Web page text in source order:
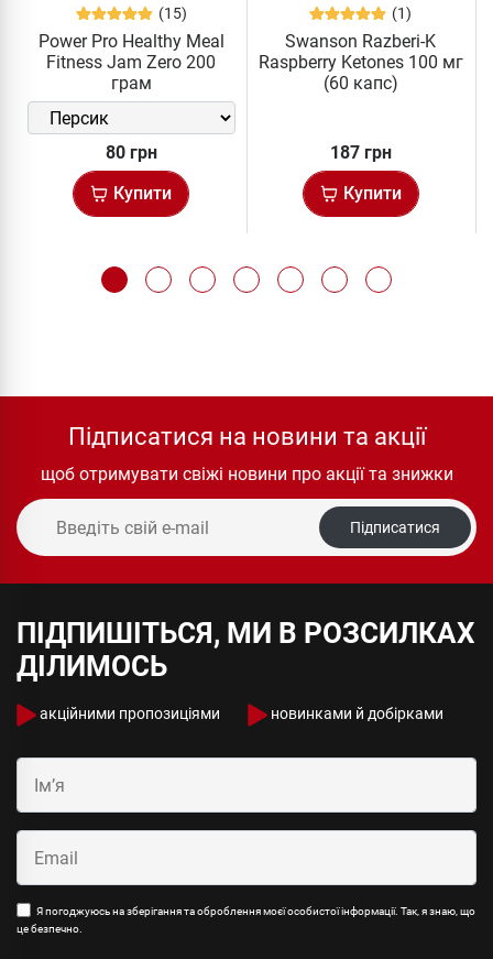
(15)
Power Pro Healthy Meal
Fitness Jam Zero 200
грам
80 грн
Купити
(1)
Swanson Razberi-K
Raspberry Ketones 100 мг
(60 капс)
187 грн
Купити
Підписатися на новини та акції
щоб отримувати свіжі новини про акції та знижки
Підписатися
ПІДПИШІТЬСЯ, МИ В РОЗСИЛКАХ
ДІЛИМОСЬ
акційними пропозиціями новинками й добірками
Я погоджуюсь на зберігання та оброблення моєї особистої інформації. Так, я знаю, що
це безпечно.